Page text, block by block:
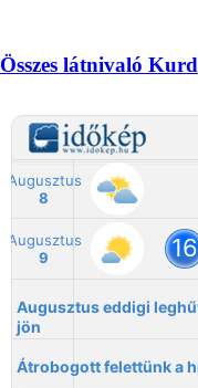
Összes látnivaló Kurd